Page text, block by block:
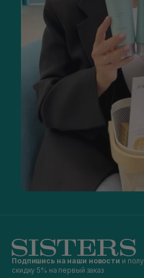
Подпишись на наши новости и
скидку 5% на первый заказ